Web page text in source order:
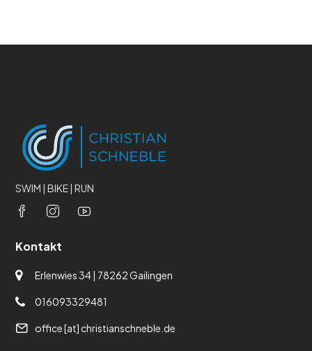
SWIM | BIKE | RUN
Kontakt
Erlenwies 34 | 78262 Gailingen
016093329481
office [at] christianschneble.de